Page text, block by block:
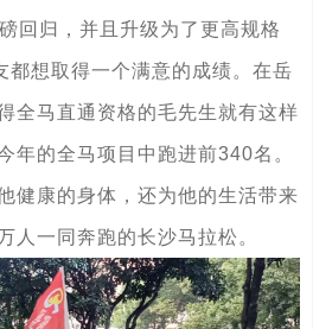
回归，并且升级为了更高规格
都想取得一个满意的成绩。在岳
全马直通资格的毛先生就有这样
年的全马项目中跑进前340名。
健康的身体，还为他的生活带来
人一同奔跑的长沙马拉松。